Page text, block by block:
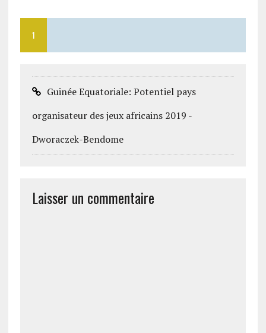
1
Guinée Equatoriale: Potentiel pays
organisateur des jeux africains 2019 -
Dworaczek-Bendome
Laisser un commentaire